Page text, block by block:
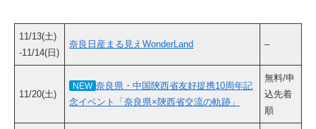
11/13(土)
-11/14(日)
奈良日産まる見えWonderLand –
11/20(土)
NEW 奈良県・中国陝西省友好提携10周年記
念イベント「奈良県×陝西省交流の軌跡」
無料/申
込先着
順